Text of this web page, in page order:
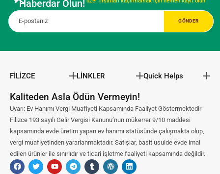
Haberdar Olun!
FİLİZCE LİNKLER Quick Helps
Kaliteden Asla Ödün Vermeyin!
Uyarı: Ev Hanımı Vergi Muafiyeti Kapsamında Faaliyet Göstermektedir
Filizce 193 sayılı Gelir Vergisi Kanunu’nun mükerrer 9/10 maddesi
kapsamında evde üretim yapan ev hanımı statüsünde çalışmakta olup,
vergi muafiyetinden yararlanmaktadır. Satışlar, basit usulde evde imal
edilen ürünler ile sınırlıdır ve ticari işletme faaliyeti kapsamında değildir.